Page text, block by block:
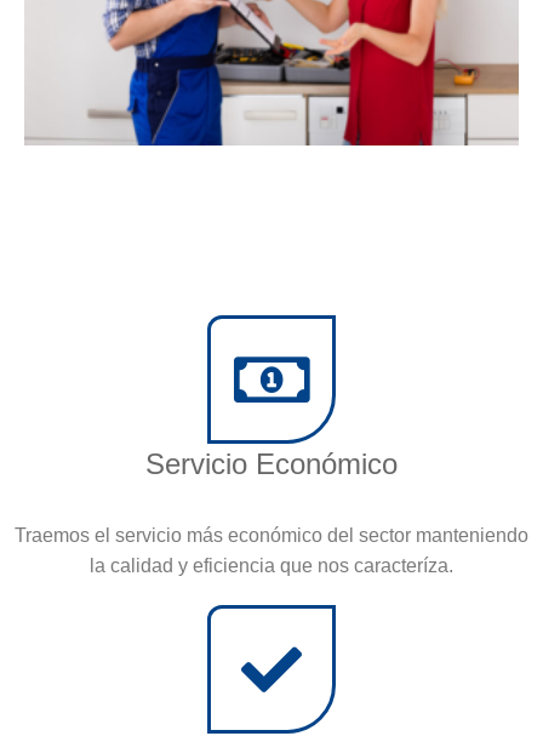
Servicio Económico
Traemos el servicio más económico del sector manteniendo
la calidad y eficiencia que nos caracteríza.